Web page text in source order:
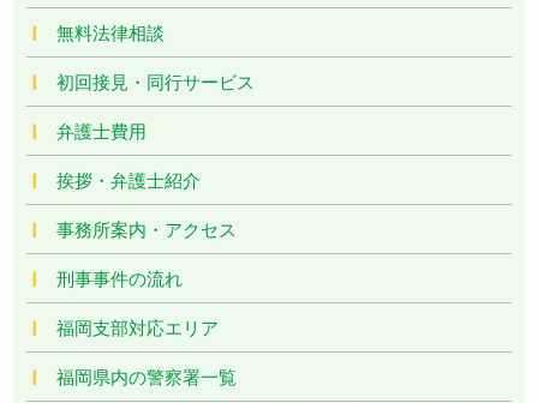
無料法律相談
初回接見・同行サービス
弁護士費用
挨拶・弁護士紹介
事務所案内・アクセス
刑事事件の流れ
福岡支部対応エリア
福岡県内の警察署一覧